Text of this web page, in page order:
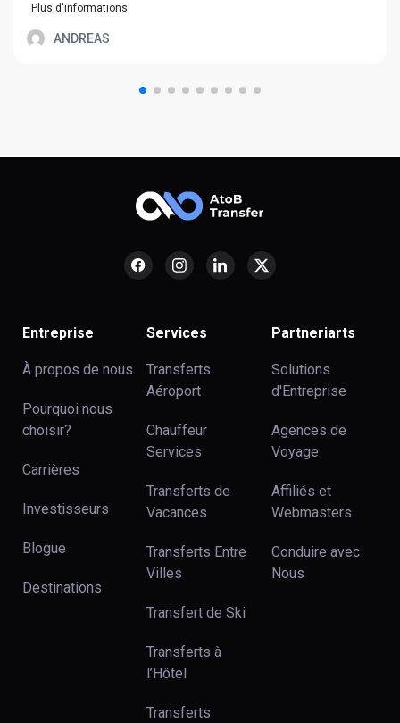
Plus d'informations
ANDREAS
Entreprise
À propos de nous
Pourquoi nous
choisir?
Carrières
Investisseurs
Blogue
Destinations
Services
Transferts
Aéroport
Chauffeur
Services
Transferts de
Vacances
Transferts Entre
Villes
Transfert de Ski
Transferts à
l’Hôtel
Transferts
Partneriarts
Solutions
d'Entreprise
Agences de
Voyage
Affiliés et
Webmasters
Conduire avec
Nous